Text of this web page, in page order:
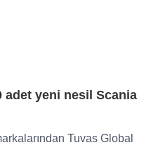
adet yeni nesil Scania
Tuvas Global